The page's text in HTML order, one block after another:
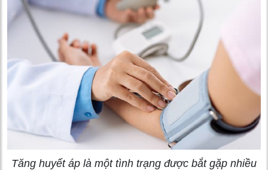
Tăng huyết áp là một tình trạng được bắt gặp nhiều